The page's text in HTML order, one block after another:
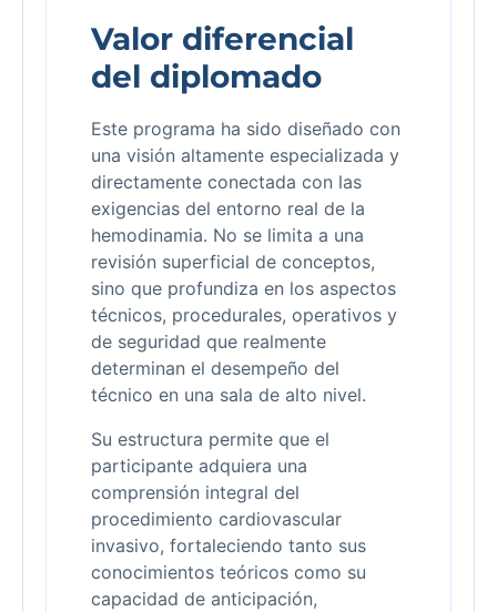
Valor diferencial
del diplomado
Este programa ha sido diseñado con
una visión altamente especializada y
directamente conectada con las
exigencias del entorno real de la
hemodinamia. No se limita a una
revisión superficial de conceptos,
sino que profundiza en los aspectos
técnicos, procedurales, operativos y
de seguridad que realmente
determinan el desempeño del
técnico en una sala de alto nivel.
Su estructura permite que el
participante adquiera una
comprensión integral del
procedimiento cardiovascular
invasivo, fortaleciendo tanto sus
conocimientos teóricos como su
capacidad de anticipación,